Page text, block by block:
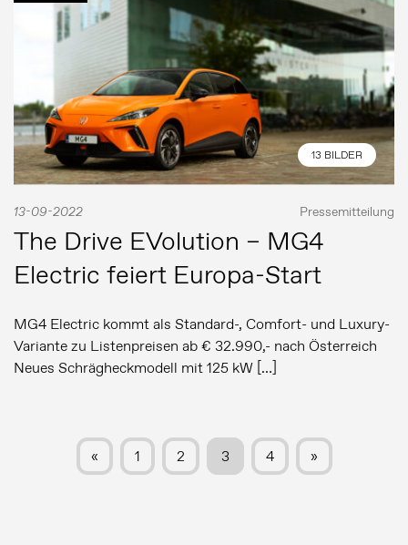
13 BILDER
13-09-2022 Pressemitteilung
The Drive EVolution – MG4
Electric feiert Europa-Start
MG4 Electric kommt als Standard-, Comfort- und Luxury-
Variante zu Listenpreisen ab € 32.990,- nach Österreich
Neues Schrägheckmodell mit 125 kW […]
« 1 2 3 4 »